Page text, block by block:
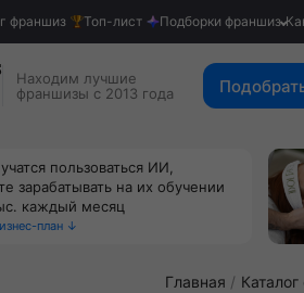
франшиз Топ-лист Подборки франшиз
Находим лучшие
франшизы с 2013 года
пользоваться ИИ,
зарабатывать на их обучении
каждый месяц
план ↓
Главная